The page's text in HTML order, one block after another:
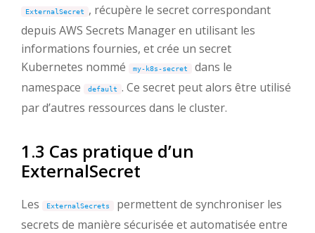
ExternalSecret
, récupère le secret correspondant
depuis AWS Secrets Manager en utilisant les
informations fournies, et crée un secret
Kubernetes nommé
my-k8s-secret
dans le
namespace
default
. Ce secret peut alors être utilisé
par d’autres ressources dans le cluster.
1.3 Cas pratique d’un
ExternalSecret
Les ExternalSecrets
permettent de synchroniser les
secrets de manière sécurisée et automatisée entre